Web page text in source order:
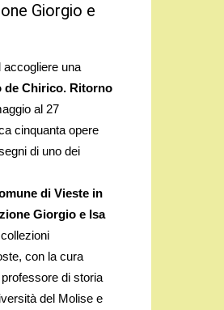
Giorgio e
una
de Chirico. Ritorno
al 27
cinquanta opere
di uno dei
di Vieste in
Giorgio e Isa
con la cura
di storia
del Molise e